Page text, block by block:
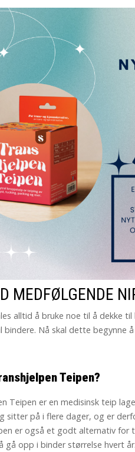
MEDFØLGENDE
alltid å bruke noe til å dekke
bindere. Nå skal dette begynne
Teipen?
Teipen er en medisinsk teip
sitter på i flere dager, og er
er også et godt alternativ for
gå opp i binder størrelse hvert